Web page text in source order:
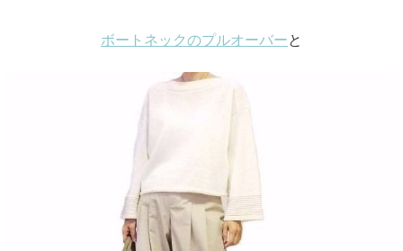
ボートネックのプルオーバーと